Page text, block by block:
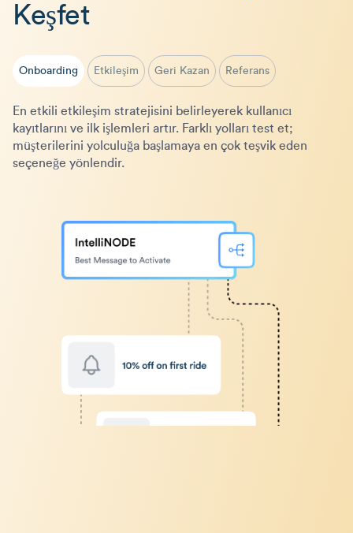
Keşfet
Onboarding Etkileşim Geri Kazan Referans
En etkili etkileşim stratejisini belirleyerek kullanıcı
kayıtlarını ve ilk işlemleri artır. Farklı yolları test et;
müşterilerini yolculuğa başlamaya en çok teşvik eden
seçeneğe yönlendir.